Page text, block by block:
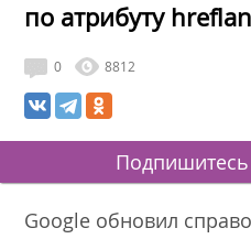
по атрибуту
0 8812
Подпишитесь
Google обновил